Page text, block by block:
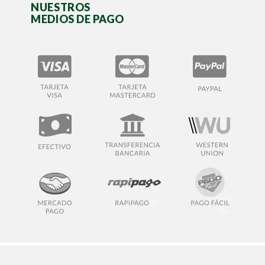
NUESTROS
MEDIOS DE PAGO